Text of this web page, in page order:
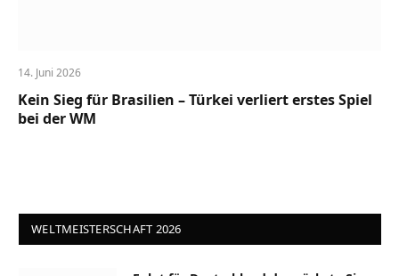
14. Juni 2026
Kein Sieg für Brasilien – Türkei verliert erstes Spiel
bei der WM
WELTMEISTERSCHAFT 2026